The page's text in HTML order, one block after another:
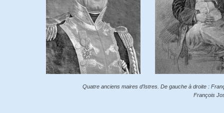
Quatre anciens maires d’Istres. De gauche à droite :
François